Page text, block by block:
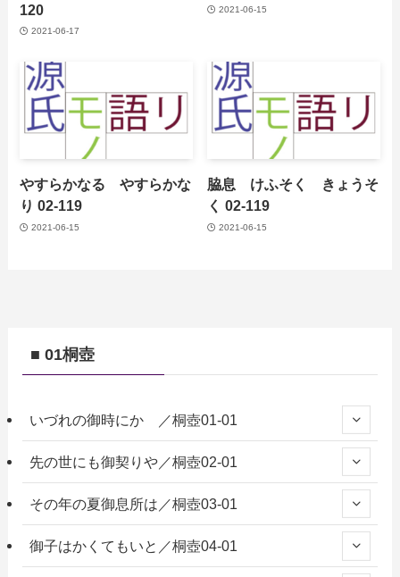
120
2021-06-17
2021-06-15
やすらかなる やすらかな
り 02-119
2021-06-15
脇息 けふそく きょうそ
く 02-119
2021-06-15
■ 01桐壺
いづれの御時にか ／桐壺01-01
先の世にも御契りや／桐壺02-01
その年の夏御息所は／桐壺03-01
御子はかくてもいと／桐壺04-01